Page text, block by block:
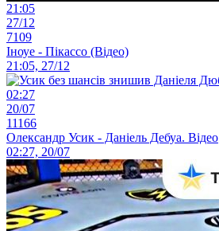
21:05
27/12
7109
Іноуе - Пікассо (Відео)
21:05, 27/12
02:27
20/07
11166
Олександр Усик - Даніель Дебуа. Відео
02:27, 20/07